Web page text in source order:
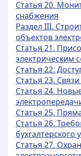
Статья 20.
снабжения
Раздел III.
объектов
Статья 21.
электрическим
Статья 22.
Статья 23.
Статья 24.
Статья 25.
Статья 26.
бухгалтерского
Статья 27.